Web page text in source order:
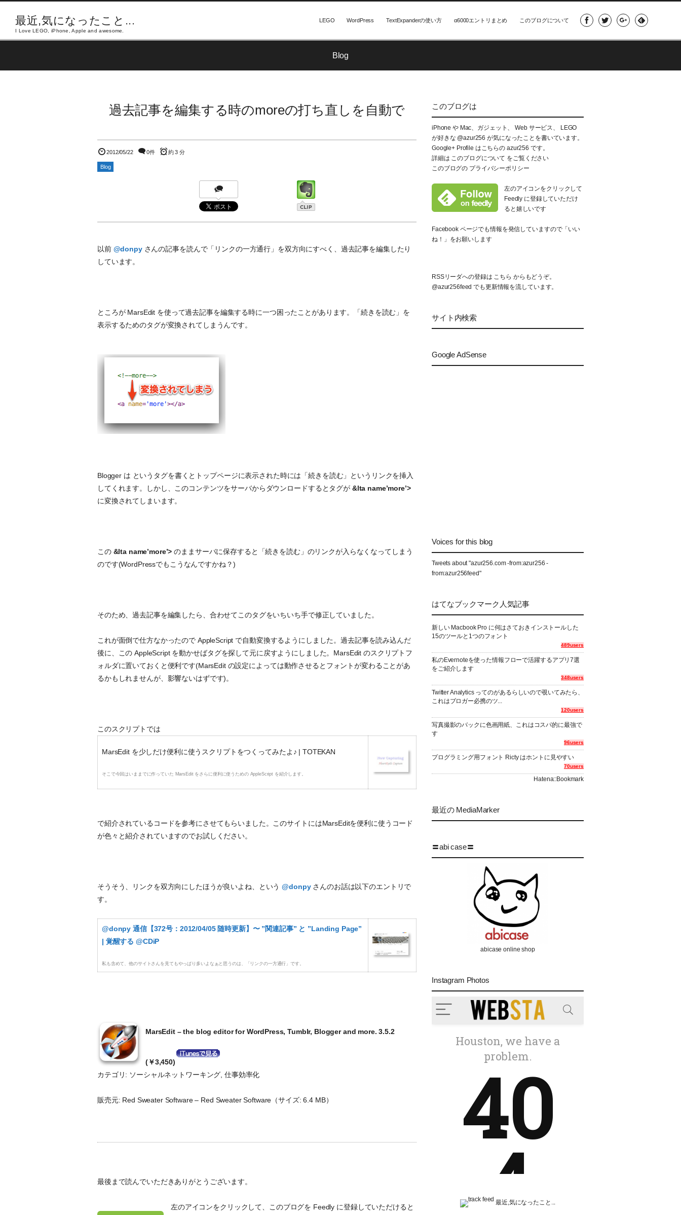
最近,気になったこと...
I Love LEGO, iPhone, Apple and awesome.
LEGO WordPress TextExpanderの使い方 α6000エントリまとめ このブログについて
Blog
過去記事を編集する時のmoreの打ち直しを自動で
2012/05/22 0件 約 3 分
Blog
以前 @donpyさんの記事を読んで「リンクの一方通行」を双方向にすべく、過去記事を編集したり
しています。
ところが MarsEdit を使って過去記事を編集する時に一つ困ったことがあります。「続きを読む」を
表示するためのタグが変換されてしまうんです。
Blogger は というタグを書くとトップページに表示された時には「続きを読む」というリンクを挿入
してくれます。しかし、このコンテンツをサーバからダウンロードするとタグが &lta name’more’>
に変換されてしまいます。
この &lta name’more’> のままサーバに保存すると「続きを読む」のリンクが入らなくなってしまう
のです(WordPressでもこうなんですかね？)
そのため、過去記事を編集したら、合わせてこのタグをいちいち手で修正していました。
これが面倒で仕方なかったので AppleScript で自動変換するようにしました。過去記事を読み込んだ
後に、この AppleScript を動かせばタグを探して元に戻すようにしました。MarsEdit のスクリプトフ
ォルダに置いておくと便利です(MarsEdit の設定によっては動作させるとフォントが変わることがあ
るかもしれませんが、影響ないはずです)。
このスクリプトでは
MarsEdit を少しだけ便利に使うスクリプトをつくってみたよ♪ | TOTEKAN
そこで今回はいままでに作っていた MarsEdit をさらに便利に使うための AppleScript を紹介します。
で紹介されているコードを参考にさせてもらいました。このサイトにはMarsEditを便利に使うコード
が色々と紹介されていますのでお試しください。
そうそう、リンクを双方向にしたほうが良いよね、という@donpyさんのお話は以下のエントリで
す。
@donpy 通信【372号：2012/04/05 随時更新】〜 ”関連記事” と ”Landing Page”
| 覚醒する @CDiP
私も含めて、他のサイトさんを見てもやっぱり多いよなぁと思うのは、「リンクの一方通行」です。
MarsEdit – the blog editor for WordPress, Tumblr, Blogger and more. 3.5.2
(￥3,450)
カテゴリ: ソーシャルネットワーキング, 仕事効率化
販売元: Red Sweater Software – Red Sweater Software（サイズ: 6.4 MB）
最後まで読んでいただきありがとうございます。
左のアイコンをクリックして、このブログを Feedly に登録していただけると
このブログは
iPhone や Mac、ガジェット、 Web サービス、 LEGO
が好きな @azur256 が気になったことを書いています。
Google+ Profile はこちらの azur256 です。
詳細は このブログについて をご覧ください
このブログの プライバシーポリシー
左のアイコンをクリックして
Feedly に登録していただけ
ると嬉しいです
Facebook ページでも情報を発信していますので「いい
ね！」をお願いします
RSSリーダへの登録は こちら からもどうぞ。
@azur256feed でも更新情報を流しています。
サイト内検索
Google AdSense
Voices for this blog
Tweets about "azur256.com -from:azur256 -
from:azur256feed"
はてなブックマーク人気記事
新しい Macbook Pro に何はさておきインストールした
15のツールと1つのフォント
489users
私のEvernoteを使った情報フローで活躍するアプリ7選
をご紹介します
348users
Twitter Analytics ってのがあるらしいので覗いてみたら、
これはブロガー必携のツ...
120users
写真撮影のバックに色画用紙、これはコスパ的に最強で
す
96users
プログラミング用フォント Ricty はホントに見やすい
70users
Hatena::Bookmark
最近の MediaMarker
〓abi case〓
abicase online shop
Instagram Photos
最近,気になったこと...